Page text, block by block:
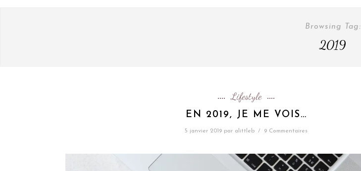
Browsing Tag:
2019
Lifestyle
EN 2019, JE ME VOIS…
5 janvier 2019 par alittleb / 9 Commentaires